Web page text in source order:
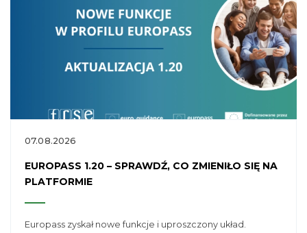
07.08.2026
EUROPASS 1.20 – SPRAWDŹ, CO ZMIENIŁO SIĘ NA
PLATFORMIE
Europass zyskał nowe funkcje i uproszczony układ.